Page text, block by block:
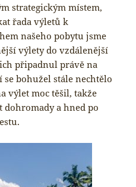
strategickým místem,
řada výletů k
našeho pobytu jsme
výlety do vzdálenější
připadnul právě na
bohužel stále nechtělo
výlet moc těšil, takže
dohromady a hned po